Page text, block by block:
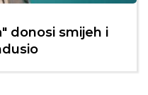
donosi smijeh i